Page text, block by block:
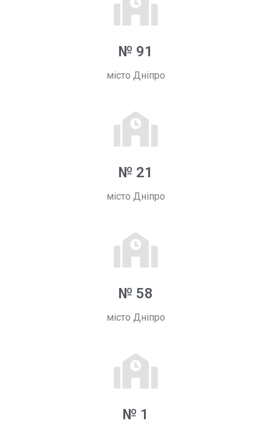
№ 91
місто Дніпро
№ 21
місто Дніпро
№ 58
місто Дніпро
№ 1